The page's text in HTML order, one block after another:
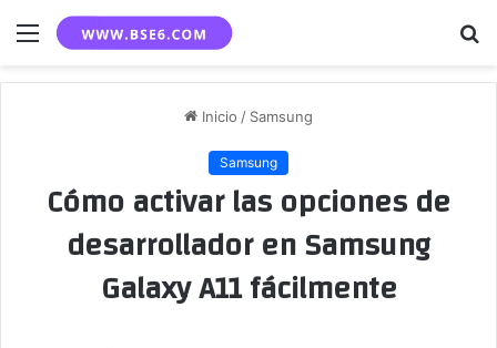
Menú
Inicio / Samsung
Samsung
Cómo activar las opciones de
desarrollador en Samsung
Galaxy A11 fácilmente